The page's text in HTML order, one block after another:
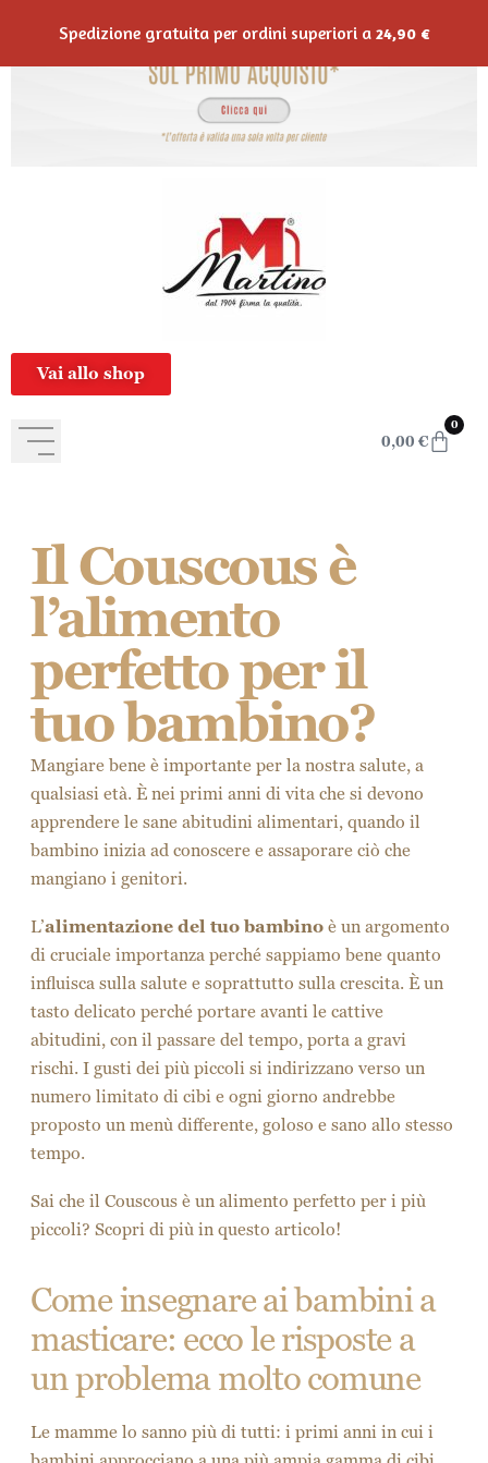
Vai allo shop
0,00 €
0
Il Couscous è
l’alimento
perfetto per il
tuo bambino?
Mangiare bene è importante per la nostra salute, a
qualsiasi età. È nei primi anni di vita che si devono
apprendere le sane abitudini alimentari, quando il
bambino inizia ad conoscere e assaporare ciò che
mangiano i genitori.
L’alimentazione del tuo bambino è un argomento
di cruciale importanza perché sappiamo bene quanto
influisca sulla salute e soprattutto sulla crescita. È un
tasto delicato perché portare avanti le cattive
abitudini, con il passare del tempo, porta a gravi
rischi. I gusti dei più piccoli si indirizzano verso un
numero limitato di cibi e ogni giorno andrebbe
proposto un menù differente, goloso e sano allo stesso
tempo.
Sai che il Couscous è un alimento perfetto per i più
piccoli? Scopri di più in questo articolo!
Come insegnare ai bambini a
masticare: ecco le risposte a
un problema molto comune
Le mamme lo sanno più di tutti: i primi anni in cui i
Spedizione gratuita per ordini superiori a 24,90 €